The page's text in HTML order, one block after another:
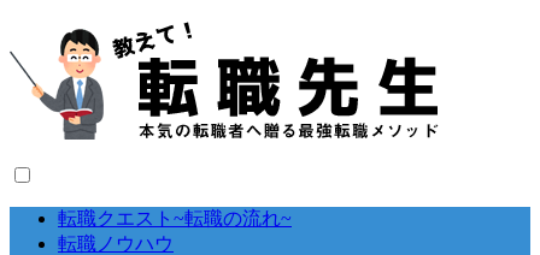
転職クエスト~転職の流れ~
転職ノウハウ